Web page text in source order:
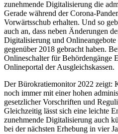
zunehmende Digitalisierung die
Gerade während der Corona-
Vorwärtsschub erhalten. Und so
auch an, dass neben Änderungen
Digitalisierung und
gegenüber 2018 gebracht haben.
Onlineschalter für Behördengänge
Onlineportal der Ausgleichskassen.
Der Bürokratiemonitor 2022 zeigt:
noch immer mit einer hohen
gesetzlicher Vorschriften und
Gleichzeitig lässt sich eine leichte
zunehmende Digitalisierung auch
bei der nächsten Erhebung in vier